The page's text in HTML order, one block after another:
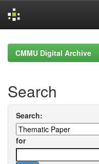
navigationCMMU Digital Archive
Search
Search:
for